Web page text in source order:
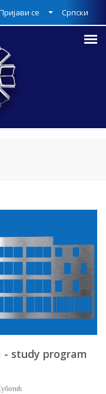
Српски
се
- study program